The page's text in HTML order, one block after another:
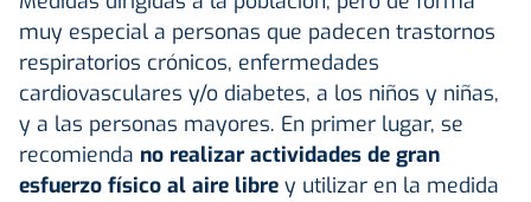
muy especial a personas que padecen trastornos
respiratorios crónicos, enfermedades
cardiovasculares y/o diabetes, a los niños y niñas,
y a las personas mayores. En primer lugar, se
recomienda no realizar actividades de gran
esfuerzo físico al aire libre y utilizar en la medida